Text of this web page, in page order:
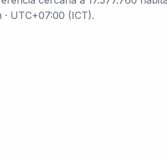
UTC+07:00 (ICT).